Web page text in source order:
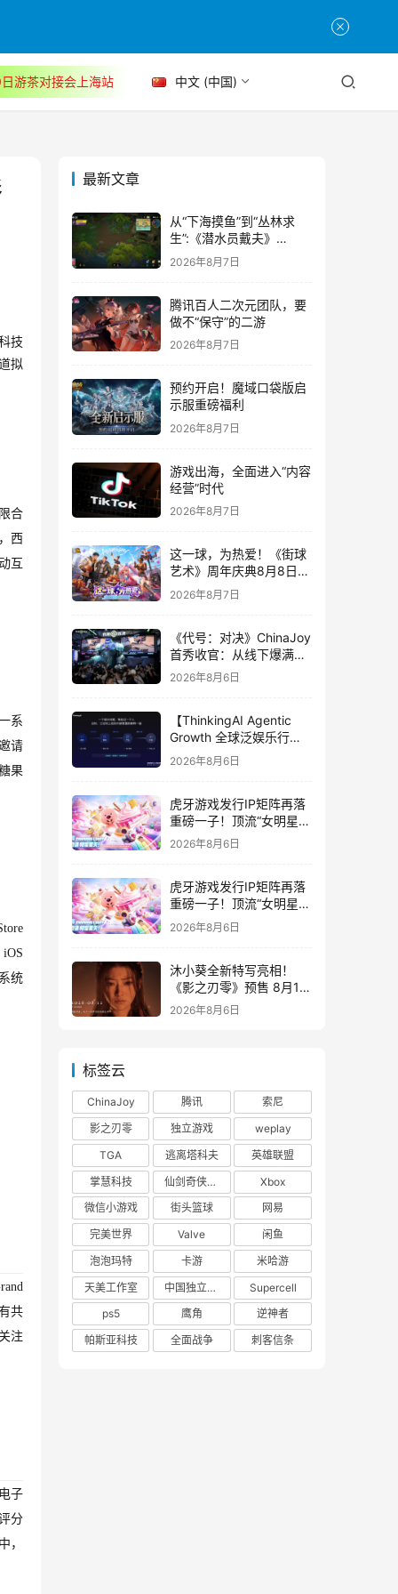
游茶对接会上海站 中文 (中国)
技
拟
合
西
互
系
请
果
统
共
注
子
分
，
最新文章
从“下海摸鱼”到“丛林求
生”:《潜水员戴夫》
DLC《丛林》移动端定档
8月14日
2026年8月7日
腾讯百人二次元团队，要
做不“保守”的二游
2026年8月7日
预约开启！魔域口袋版启
示服重磅福利
2026年8月7日
游戏出海，全面进入“内容
经营”时代
2026年8月7日
这一球，为热爱！《街球
艺术》周年庆典8月8日正
式上线，多重福利与全新
内容同步开启
2026年8月7日
《代号：对决》ChinaJoy
首秀收官：从线下爆满看
见玩家的真实期待
2026年8月6日
【ThinkingAI Agentic
Growth 全球泛娱乐行业
峰会】Agent 时代，人到
底负责什么
2026年8月6日
虎牙游戏发行IP矩阵再落
重磅一子！顶流“女明星”
ZANMANG LOOPY 正版
2026年8月6日
虎牙游戏发行IP矩阵再落
重磅一子！顶流“女明星”
ZANMANG LOOPY 正版
3D消除手游《消消奇遇》
2026年8月6日
沐小葵全新特写亮相！
《影之刃零》预售 8月12
日开启
2026年8月6日
标签云
ChinaJoy 腾讯
索尼
影之刃零
独立游戏
weplay
TGA
逃离塔科夫
英雄联盟
掌慧科技
仙剑奇侠传四
Xbox
微信小游戏
街头篮球
网易
完美世界
Valve
闲鱼
泡泡玛特
卡游
米哈游
天美工作室
中国独立游戏联盟
Supercell
ps5
鹰角
逆神者
帕斯亚科技
全面战争 刺客信条